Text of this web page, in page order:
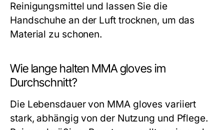
Reinigungsmittel und lassen Sie die
Handschuhe an der Luft trocknen, um das
Material zu schonen.
Wie lange halten MMA gloves im
Durchschnitt?
Die Lebensdauer von MMA gloves variiert
stark, abhängig von der Nutzung und Pflege.